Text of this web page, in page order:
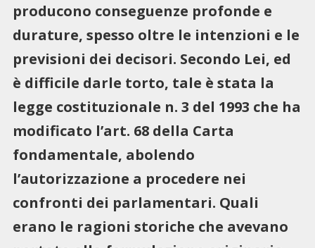
producono conseguenze profonde e
durature, spesso oltre le intenzioni e le
previsioni dei decisori. Secondo Lei, ed
è difficile darle torto, tale è stata la
legge costituzionale n. 3 del 1993 che ha
modificato l’art. 68 della Carta
fondamentale, abolendo
l’autorizzazione a procedere nei
confronti dei parlamentari. Quali
erano le ragioni storiche che avevano